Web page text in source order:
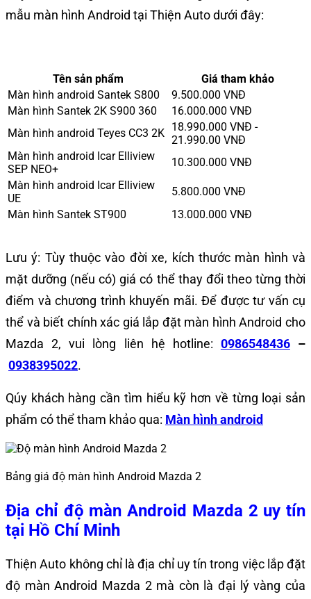
mẫu màn hình Android tại Thiện Auto dưới đây:
Tên sản phẩm
Giá tham khảo
Màn hình android Santek S800
9.500.000 VNĐ
Màn hình Santek 2K S900 360
16.000.000 VNĐ
Màn hình android Teyes CC3 2K 18.990.000 VNĐ -
21.990.00 VNĐ
Màn hình android Icar Elliview
SEP NEO+
10.300.000 VNĐ
Màn hình android Icar Elliview
UE
5.800.000 VNĐ
Màn hình Santek ST900
13.000.000 VNĐ
Lưu ý: Tùy thuộc vào đời xe, kích thước màn hình và
mặt dưỡng (nếu có) giá có thể thay đổi theo từng thời
điểm và chương trình khuyến mãi. Để được tư vấn cụ
thể và biết chính xác giá lắp đặt màn hình Android cho
Mazda 2, vui lòng liên hệ hotline: 0986548436–
0938395022.
Qúy khách hàng cần tìm hiểu kỹ hơn về từng loại sản
phẩm có thể tham khảo qua: Màn hình android
Bảng giá độ màn hình Android Mazda 2
Địa chỉ độ màn Android Mazda 2 uy tín
tại Hồ Chí Minh
Thiện Auto không chỉ là địa chỉ uy tín trong việc lắp đặt
độ màn Android Mazda 2 mà còn là đại lý vàng của